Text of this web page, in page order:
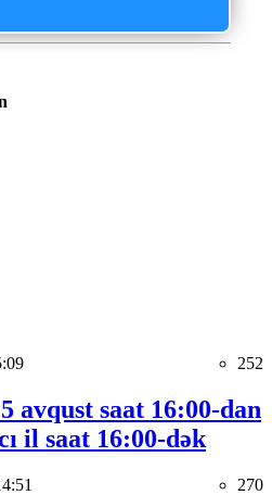
252
avqust saat 16:00-dan
il saat 16:00-dək
270